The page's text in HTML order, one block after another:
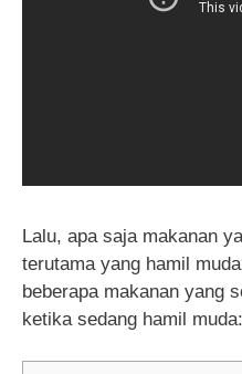
Lalu, apa saja makanan
terutama yang hamil
beberapa makanan yang
ketika sedang hamil muda: